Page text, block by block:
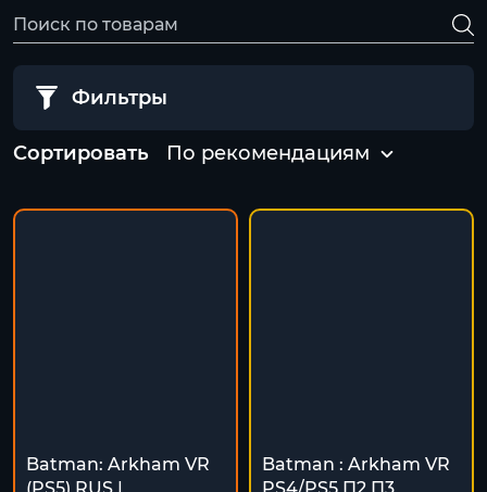
Фильтры
Сортировать По рекомендациям
Batman: Arkham VR
Batman : Arkham VR